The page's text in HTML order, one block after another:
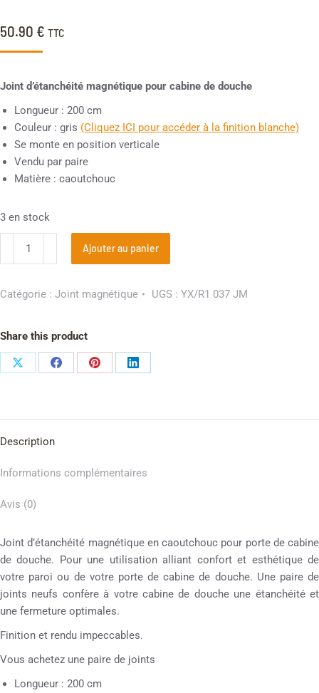
50.90 € TTC
Joint d’étanchéité magnétique pour cabine de douche
Longueur : 200 cm
Couleur : gris (Cliquez ICI pour accéder à la finition blanche)
Se monte en position verticale
Vendu par paire
Matière : caoutchouc
3 en stock
Ajouter au panier
Catégorie : Joint magnétique UGS : YX/R1 037 JM
Share this product
Description
Informations complémentaires
Avis (0)
Joint d’étanchéité magnétique en caoutchouc pour porte de cabine
de douche. Pour une utilisation alliant confort et esthétique de
votre paroi ou de votre porte de cabine de douche. Une paire de
joints neufs confère à votre cabine de douche une étanchéité et
une fermeture optimales.
Finition et rendu impeccables.
Vous achetez une paire de joints
Longueur : 200 cm